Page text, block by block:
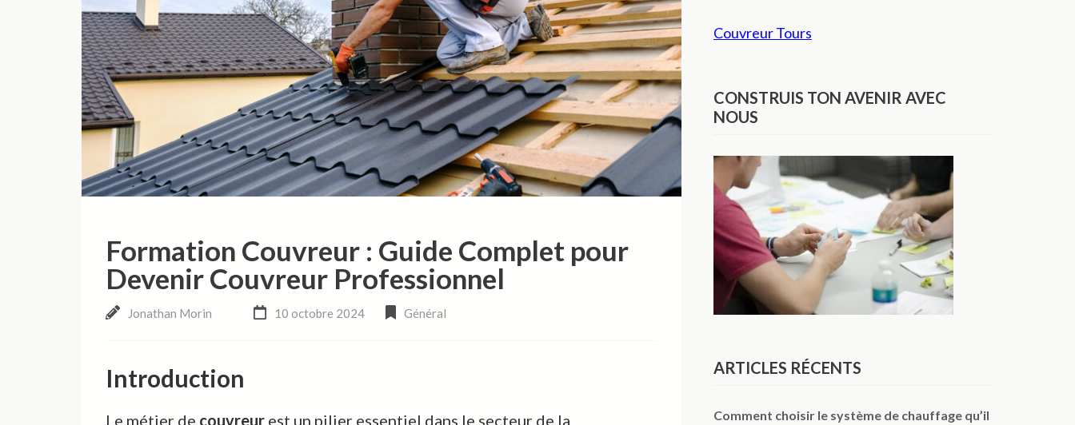
Formation Couvreur : Guide Complet pour
Devenir Couvreur Professionnel
Jonathan Morin 10 octobre 2024 Général
Introduction
Le métier de couvreur est un pilier essentiel dans le secteur de la
Couvreur Tours
CONSTRUIS TON AVENIR AVEC
NOUS
ARTICLES RÉCENTS
Comment choisir le système de chauffage qu’il